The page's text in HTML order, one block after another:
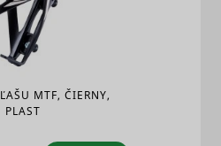
MTF, ČIERNY,
PLAST